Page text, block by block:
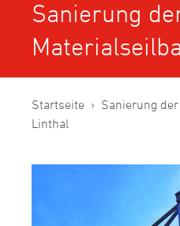
Sanierung
Startseite
Sanierung
Linthal